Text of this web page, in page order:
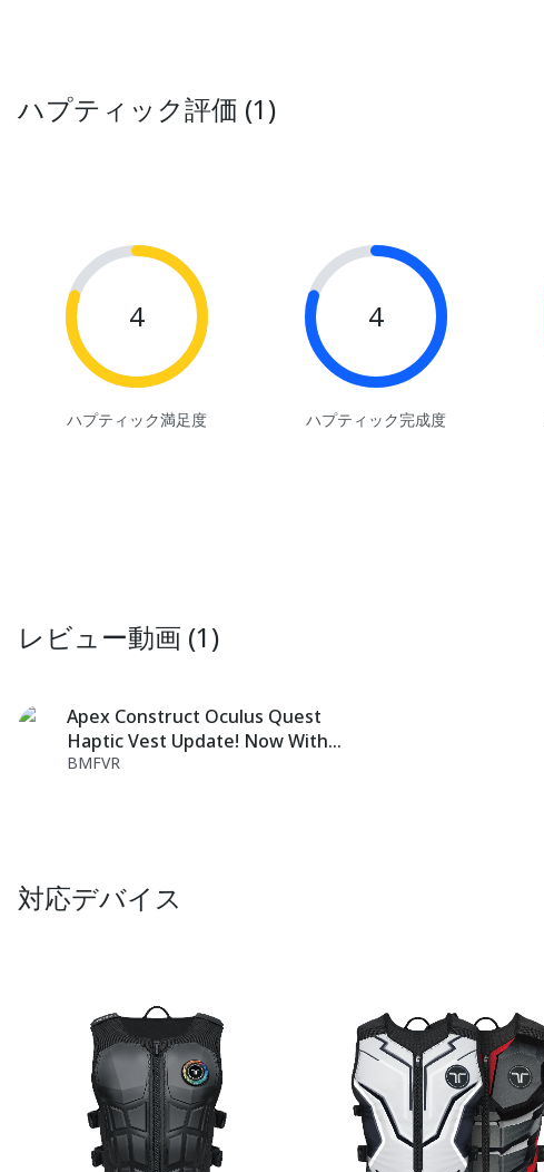
ハプティック評価 (1)
4
ハプティック満足度
4
ハプティック完成度
レビュー動画 (1)
Apex Construct Oculus Quest
Haptic Vest Update! Now With
bHaptics Support!
BMFVR
対応デバイス